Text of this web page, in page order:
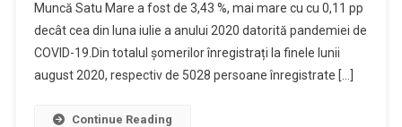
Muncă Satu Mare a fost de 3,43 %, mai mare cu cu 0,11 pp
decât cea din luna iulie a anului 2020 datorită pandemiei de
COVID-19.Din totalul șomerilor înregistrați la finele lunii
august 2020, respectiv de 5028 persoane înregistrate […]
Continue Reading